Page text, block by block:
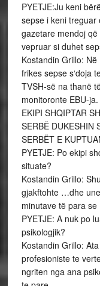
PYETJE:Ju keni
sepse i keni treguar
gazetare mendoj
vepruar si duhet
Kostandin Grillo:
frikes sepse s‘doja
TVSH-së na thanë
monitoronte EBU-
EKIPI SHQIPTAR
SERBË DUKESHIN
SERBËT E
PYETJE: Po ekipi
situate?
Kostandin Grillo:
gjakftohte …dhe
minutave të para
PYETJE: A nuk po
psikologjik?
Kostandin Grillo:
profesioniste te
ngriten nga ana